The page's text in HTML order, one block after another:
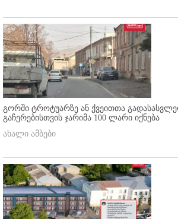
გორში ტროტუარზე ან ქვეითთა
გაჩერებისთვის ჯარიმა 100 ლარი იქნება
ახალი ამბები